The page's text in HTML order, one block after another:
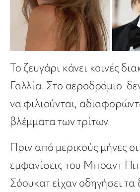
Το ζευγάρι κάνει κοινές
Γαλλία. Στο αεροδρόμιο
να φιλιούνται,
βλέμματα των τρίτων.
Πριν από μερικούς μήνες οι
εμφανίσεις του Μπραντ
Σόουκατ είχαν οδηγήσει τα